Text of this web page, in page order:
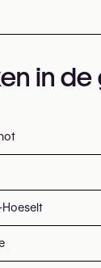
in
Hoeselt